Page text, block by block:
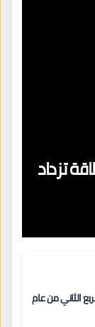
تزداد
الثاني من عام